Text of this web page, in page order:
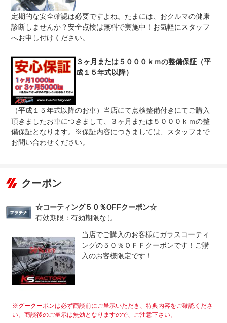
定期的な安全確認は必要ですよね。たまには、おクルマの健康
診断しませんか？安全点検は無料で実施中！お気軽にスタッフ
へお申し付けください。
３ヶ月または５０００ｋｍの整備保証（平
成１５年式以降）
（平成１５年式以降のお車）当店にて点検整備付きにてご購入
頂きましたお車につきまして、３ヶ月または５０００ｋｍの整
備保証となります。※保証内容につきましては、スタッフまで
お問い合わせください。
クーポン
☆コーティング５０％OFFクーポン☆
有効期限：有効期限なし
当店でご購入のお客様にガラスコーティ
ングの５０％ＯＦＦクーポンです！ご購
入のお客様限定です！
※グークーポンは必ず商談前にご呈示いただき、特典内容をご確認くださ
い。商談後のご呈示は無効となりますので、ご注意下さい。